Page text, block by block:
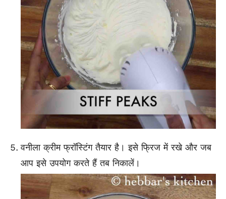
वनीला क्रीम फ्रॉस्टिंग तैयार है। इसे फ्रिज में रखे और जब
आप इसे उपयोग करते हैं तब निकालें।